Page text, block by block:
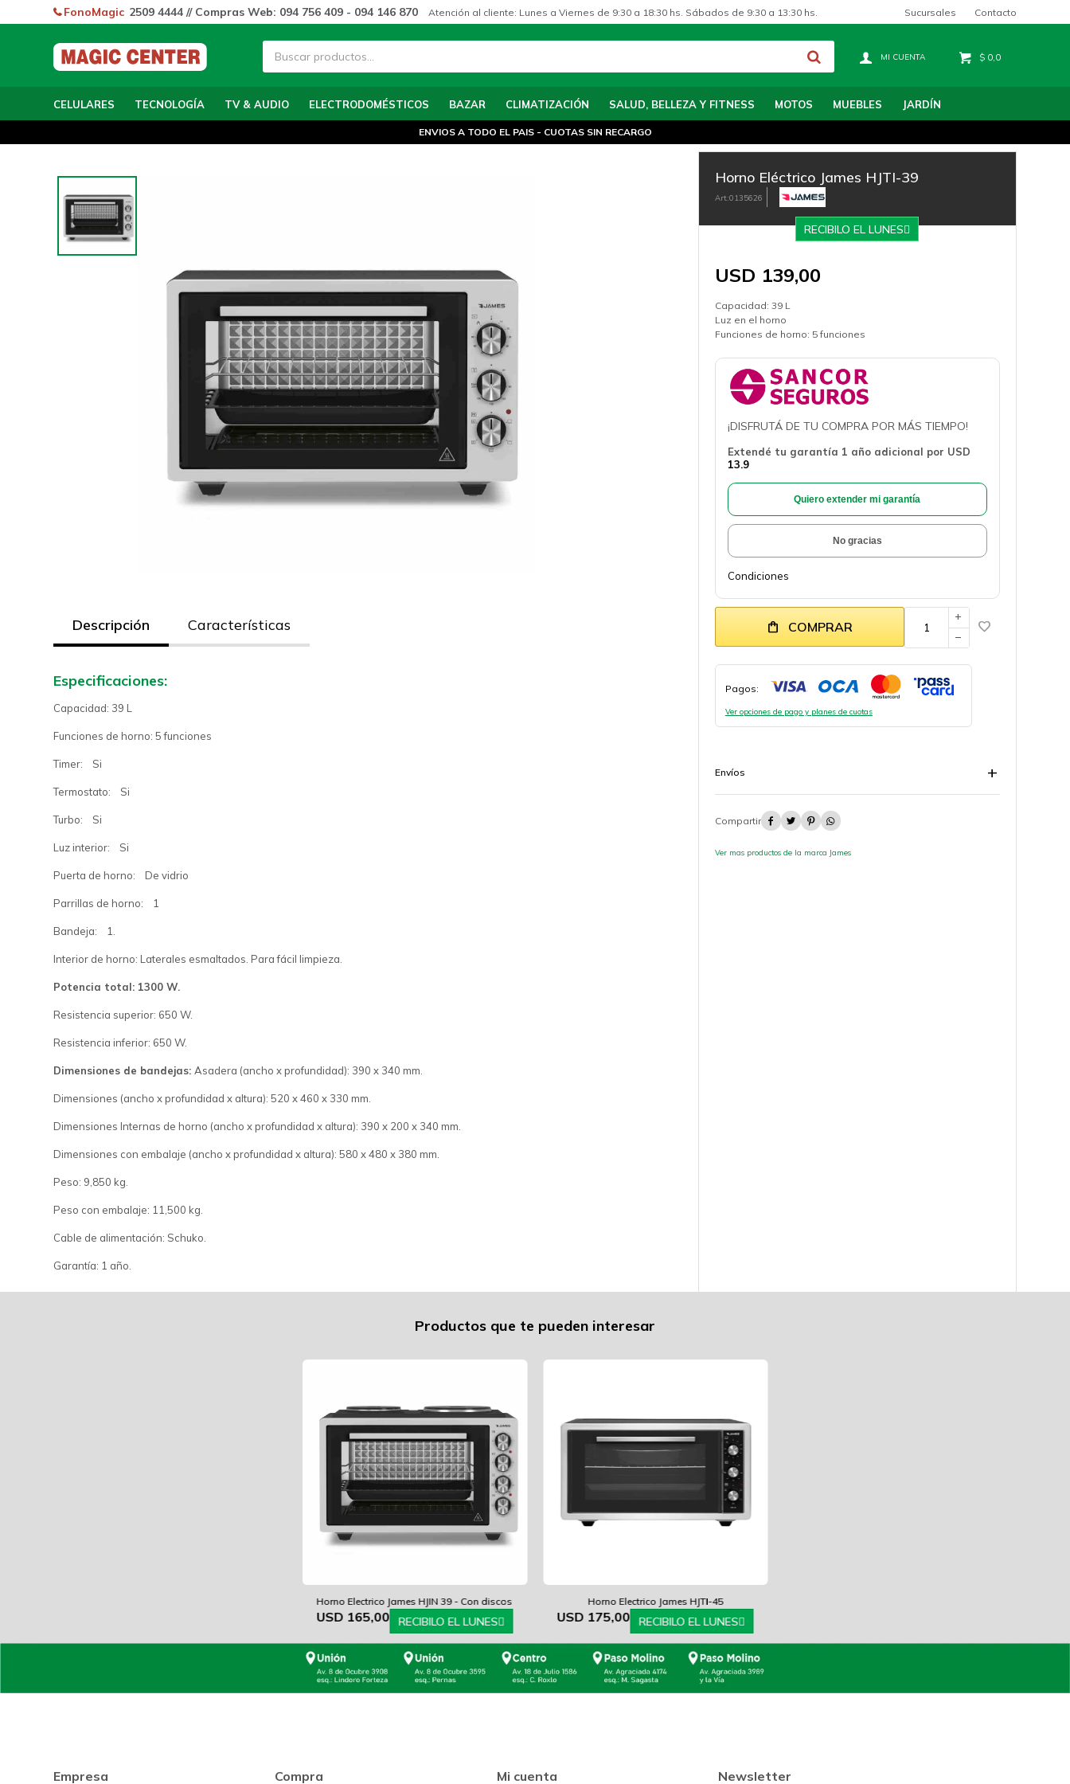
CELULARES TECNOLOGÍA TV & AUDIO ELECTRODOMÉSTICOS BAZAR CLIMATIZACIÓN SALUD, BELLEZA Y FITNESS MOTOS MUEBLES JARDÍN
$ 0,0
FonoMagic 2509 4444 // Compras Web: 094 756 409 - 094 146 870 Atención al cliente: Lunes a Viernes de 9:30 a 18:30 hs. Sábados de 9:30 a 13:30 hs. Sucursales Contacto
ENVIOS A TODO EL PAIS - CUOTAS SIN RECARGO
Horno Eléctrico James HJTI-39
0135626
RECIBILO EL LUNES
USD 139,00
Capacidad: 39 L
Luz en el horno
Funciones de horno: 5 funciones
¡DISFRUTÁ DE TU COMPRA POR MÁS TIEMPO!
Extendé tu garantía 1 año adicional por USD
13.9
Quiero extender mi garantía
No gracias
Condiciones
COMPRAR
add
remove
Pagos:
Ver opciones de pago y planes de cuotas
Envíos
   
Ver mas productos de la marca James
Descripción Características
Especificaciones:
Capacidad: 39 L
Funciones de horno: 5 funciones
Timer: Si
Termostato: Si
Turbo: Si
Luz interior: Si
Puerta de horno: De vidrio
Parrillas de horno: 1
Bandeja: 1.
Interior de horno: Laterales esmaltados. Para fácil limpieza.
Potencia total: 1300 W.
Resistencia superior: 650 W.
Resistencia inferior: 650 W.
Dimensiones de bandejas: Asadera (ancho x profundidad): 390 x 340 mm.
Dimensiones (ancho x profundidad x altura): 520 x 460 x 330 mm.
Dimensiones Internas de horno (ancho x profundidad x altura): 390 x 200 x 340 mm.
Dimensiones con embalaje (ancho x profundidad x altura): 580 x 480 x 380 mm.
Peso: 9,850 kg.
Peso con embalaje: 11,500 kg.
Cable de alimentación: Schuko.
Garantía: 1 año.
Productos que te pueden interesar
Horno Electrico James HJIN 39 - Con discos
USD 165,00 RECIBILO EL LUNES
Horno Electrico James HJTI-45
USD 175,00 RECIBILO EL LUNES
Empresa Compra Mi cuenta Newsletter